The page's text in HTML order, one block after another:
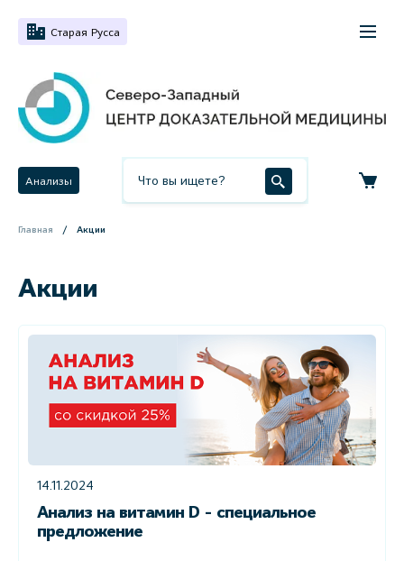
Старая Русса
Анализы
Главная Акции
Акции
14.11.2024
Анализ на витамин D - cпециальное
предложение